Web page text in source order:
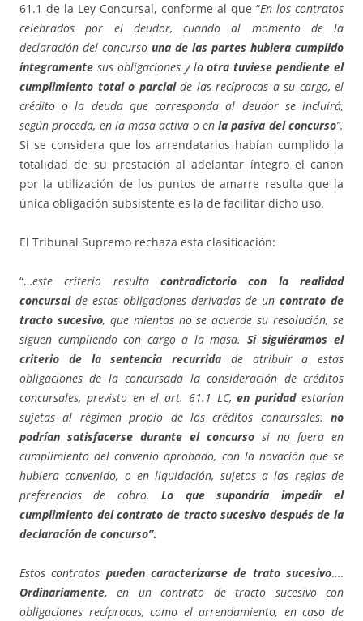
61.1 de la Ley Concursal, conforme al que “En los contratos
celebrados por el deudor, cuando al momento de la
declaración del concurso una de las partes hubiera cumplido
íntegramente sus obligaciones y laotra tuviese pendiente el
cumplimiento total o parcialde las recíprocas a su cargo, el
crédito o la deuda que corresponda al deudor se incluirá,
según proceda, en la masa activa o enla pasiva del concurso”.
Si se considera que los arrendatarios habían cumplido la
totalidad de su prestación al adelantar íntegro el canon
por la utilización de los puntos de amarre resulta que la
única obligación subsistente es la de facilitar dicho uso.
El Tribunal Supremo rechaza esta clasificación:
“…este criterio resulta contradictorio con la realidad
concursalde estas obligaciones derivadas de uncontrato de
tracto sucesivo, que mientas no se acuerde su resolución, se
siguen cumpliendo con cargo a la masa. Si siguiéramos el
criterio de la sentencia recurrida de atribuir a estas
obligaciones de la concursada la consideración de créditos
concursales, previsto en el art. 61.1 LC,en puridadestarían
sujetas al régimen propio de los créditos concursales: no
podrían satisfacerse durante el concurso si no fuera en
cumplimiento del convenio aprobado, con la novación que se
hubiera convenido, o en liquidación, sujetos a las reglas de
preferencias de cobro.Lo que supondría impedir el
cumplimiento del contrato de tracto sucesivo después de la
declaración de concurso”.
Estos contratos pueden caracterizarse de trato sucesivo….
Ordinariamente, en un contrato de tracto sucesivo con
obligaciones recíprocas, como el arrendamiento, en caso de